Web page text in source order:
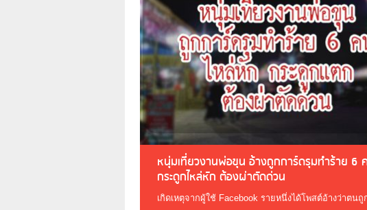
หนุ่มเที่ยวงานพ่อขุน อ้างถูกการ์ดรุมทำร้าย 6
กระดูกไหล่หัก ต้องผ่าตัดด่วน
เกิดเหตุจากผู้ใช้ Facebook รายหนึ่งได้โพสต์อ้างว่าตน